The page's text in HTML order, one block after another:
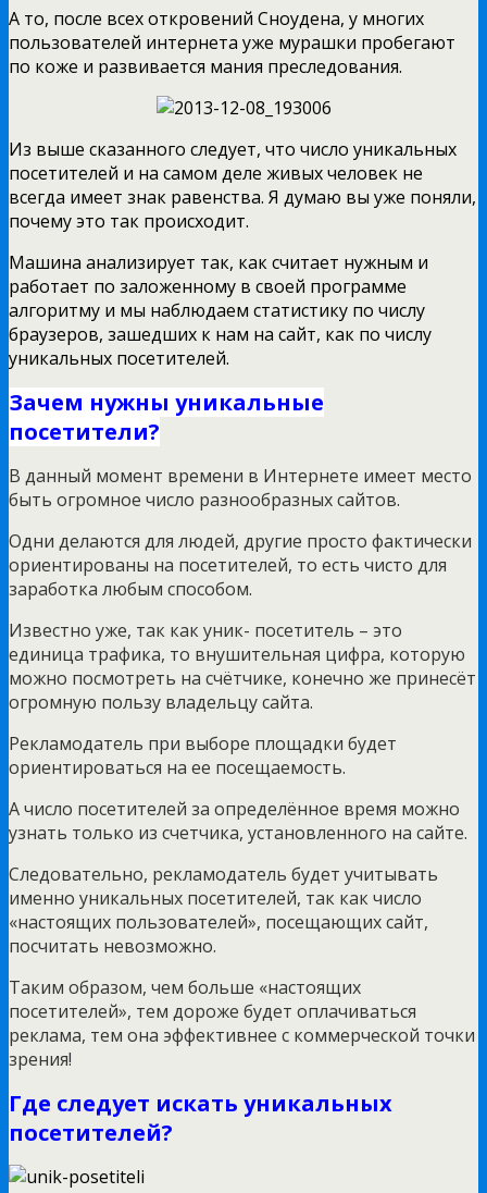
А то, после всех откровений Сноудена, у многих
пользователей интернета уже мурашки пробегают
по коже и развивается мания преследования.
Из выше сказанного следует, что число уникальных
посетителей и на самом деле живых человек не
всегда имеет знак равенства. Я думаю вы уже поняли,
почему это так происходит.
Машина анализирует так, как считает нужным и
работает по заложенному в своей программе
алгоритму и мы наблюдаем статистику по числу
браузеров, зашедших к нам на сайт, как по числу
уникальных посетителей.
Зачем нужны уникальные
посетители?
В данный момент времени в Интернете имеет место
быть огромное число разнообразных сайтов.
Одни делаются для людей, другие просто фактически
ориентированы на посетителей, то есть чисто для
заработка любым способом.
Известно уже, так как уник- посетитель – это
единица трафика, то внушительная цифра, которую
можно посмотреть на счётчике, конечно же принесёт
огромную пользу владельцу сайта.
Рекламодатель при выборе площадки будет
ориентироваться на ее посещаемость.
А число посетителей за определённое время можно
узнать только из счетчика, установленного на сайте.
Следовательно, рекламодатель будет учитывать
именно уникальных посетителей, так как число
«настоящих пользователей», посещающих сайт,
посчитать невозможно.
Таким образом, чем больше «настоящих
посетителей», тем дороже будет оплачиваться
реклама, тем она эффективнее с коммерческой точки
зрения!
Где следует искать уникальных
посетителей?